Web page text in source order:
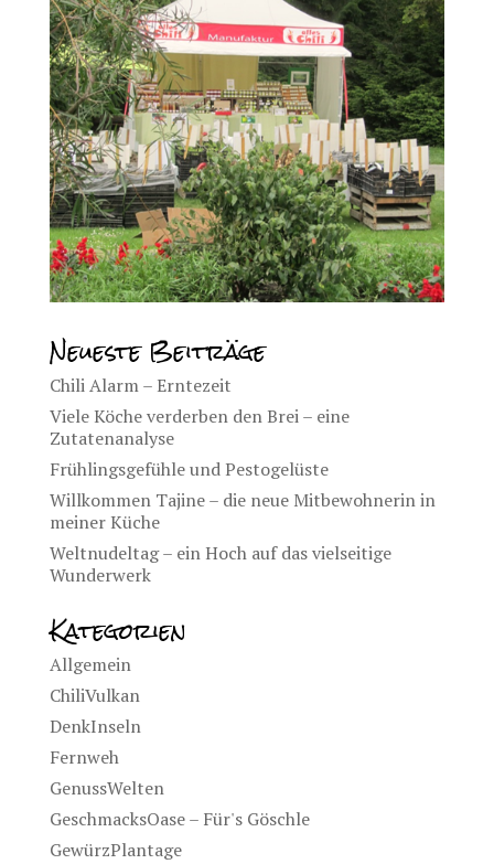
Neueste Beiträge
Chili Alarm – Erntezeit
Viele Köche verderben den Brei – eine
Zutatenanalyse
Frühlingsgefühle und Pestogelüste
Willkommen Tajine – die neue Mitbewohnerin in
meiner Küche
Weltnudeltag – ein Hoch auf das vielseitige
Wunderwerk
Kategorien
Allgemein
ChiliVulkan
DenkInseln
Fernweh
GenussWelten
GeschmacksOase – Für's Göschle
GewürzPlantage